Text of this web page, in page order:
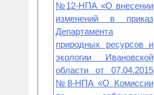
№12-НПА «О внесении
изменений в приказ
Департамента
природных ресурсов и
экологии Ивановской
области от 07.04.2015
№8-НПА «О Комиссии